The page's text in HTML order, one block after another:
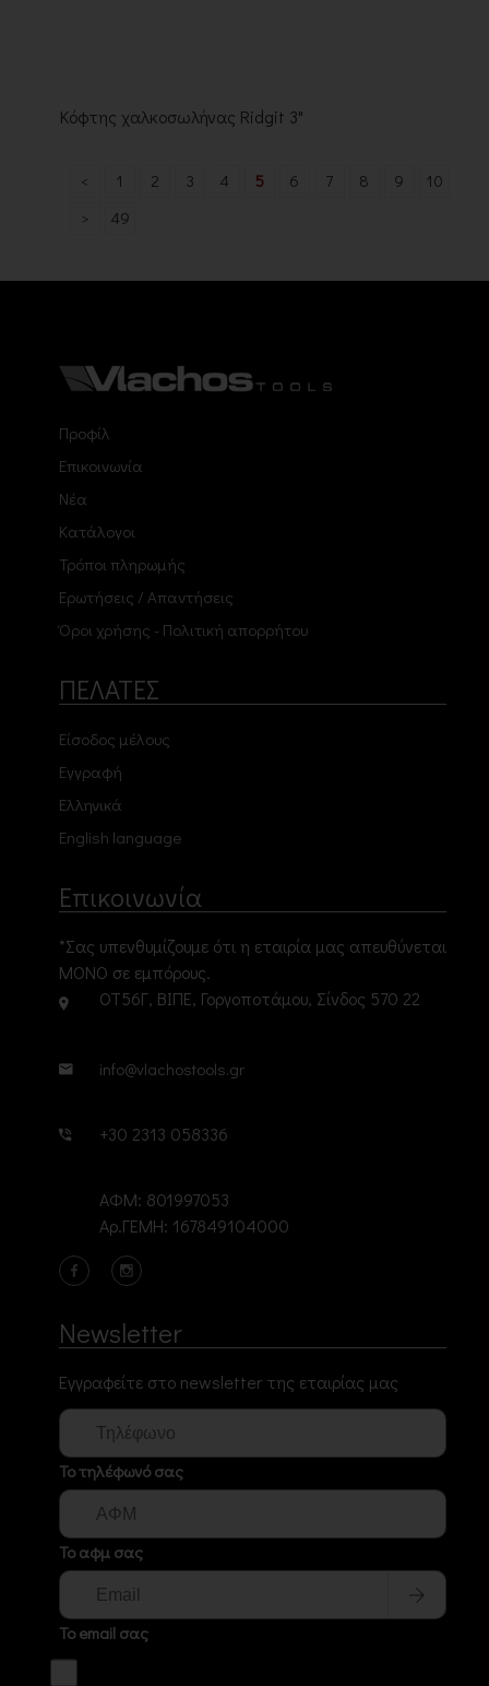
Κόφτης χαλκοσωλήνας Ridgit 3"
< 1 2 3 4 5 6 7 8 9
10
>
49
Προφίλ
Επικοινωνία
Νέα
Κατάλογοι
Τρόποι πληρωμής
Ερωτήσεις / Απαντήσεις
Όροι χρήσης - Πολιτική απορρήτου
ΠΕΛΑΤΕΣ
Είσοδος μέλους
Εγγραφή
Ελληνικά
English language
Επικοινωνία
*Σας υπενθυμίζουμε ότι η εταιρία μας απευθύνεται
ΜΟΝΟ σε εμπόρους.
ΟΤ56Γ, ΒΙΠΕ, Γοργοποτάμου, Σίνδος 570 22
info@vlachostools.gr
+30 2313 058336
ΑΦΜ: 801997053
Αρ.ΓΕΜΗ: 167849104000
Newsletter
Εγγραφείτε στο newsletter της εταιρίας μας
Το τηλέφωνό σας
Το αφμ σας
Το email σας